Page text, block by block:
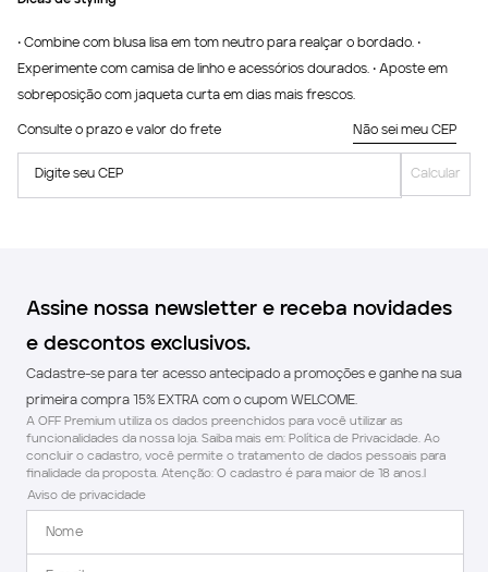
• Combine com blusa lisa em tom neutro para realçar o bordado. •
Experimente com camisa de linho e acessórios dourados. • Aposte em
sobreposição com jaqueta curta em dias mais frescos.
Consulte o prazo e valor do frete Não sei meu CEP
Digite seu CEP Calcular
Assine nossa newsletter e receba novidades
e descontos exclusivos.
Cadastre-se para ter acesso antecipado a promoções e ganhe na sua
primeira compra 15% EXTRA com o cupom WELCOME.
A OFF Premium utiliza os dados preenchidos para você utilizar as
funcionalidades da nossa loja. Saiba mais em: Política de Privacidade. Ao
concluir o cadastro, você permite o tratamento de dados pessoais para
finalidade da proposta. Atenção: O cadastro é para maior de 18 anos.l
Aviso de privacidade